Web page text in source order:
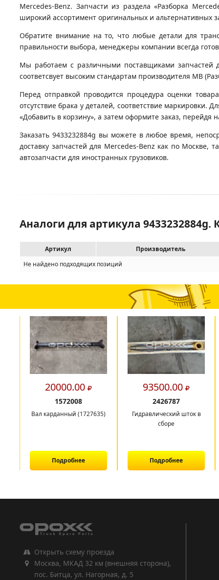
Mercedes-Benz. Запчасти из раздела «Разборка
широкий ассортимент оригинальных и альтернативных
Обратите внимание на то, что любые детали для
правильности выбора, менеджеры компании всегда
Мы работаем с различными поставщиками запчастей
соответсвует высоким стандартам производителя MB
Перед отправкой проводится процедура оценки
отсутствие брака у деталей, соответствие маркировки.
«Добавить в корзину», а затем оформите заказ, перейдя
Заказать 9433232884g вы можете в любое время,
доставку запчастей для Mercedes-Benz как по
автозапчасти для иностранных грузовиков.
Аналоги для артикула
Артикул
Производитель
Не найдено подходящих позиций
20000.00
1572008
Вал карданный (1727635)
Подробнее
93500.00
2426787
Гидравлический шток в
сборе
Подробнее
Открыть схему проезда
Москва, МКАД 32 км (внешняя сторона),
пос. Битца, ул. Нагорная, д. 5